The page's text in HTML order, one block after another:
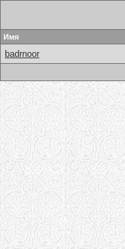
Имя
badrnoor